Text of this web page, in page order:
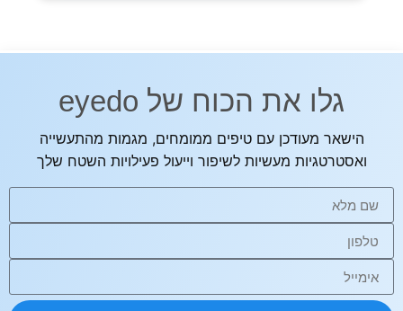
גלו את הכוח של eyedo
הישאר מעודכן עם טיפים ממומחים, מגמות מהתעשייה
ואסטרטגיות מעשיות לשיפור וייעול פעילויות השטח שלך